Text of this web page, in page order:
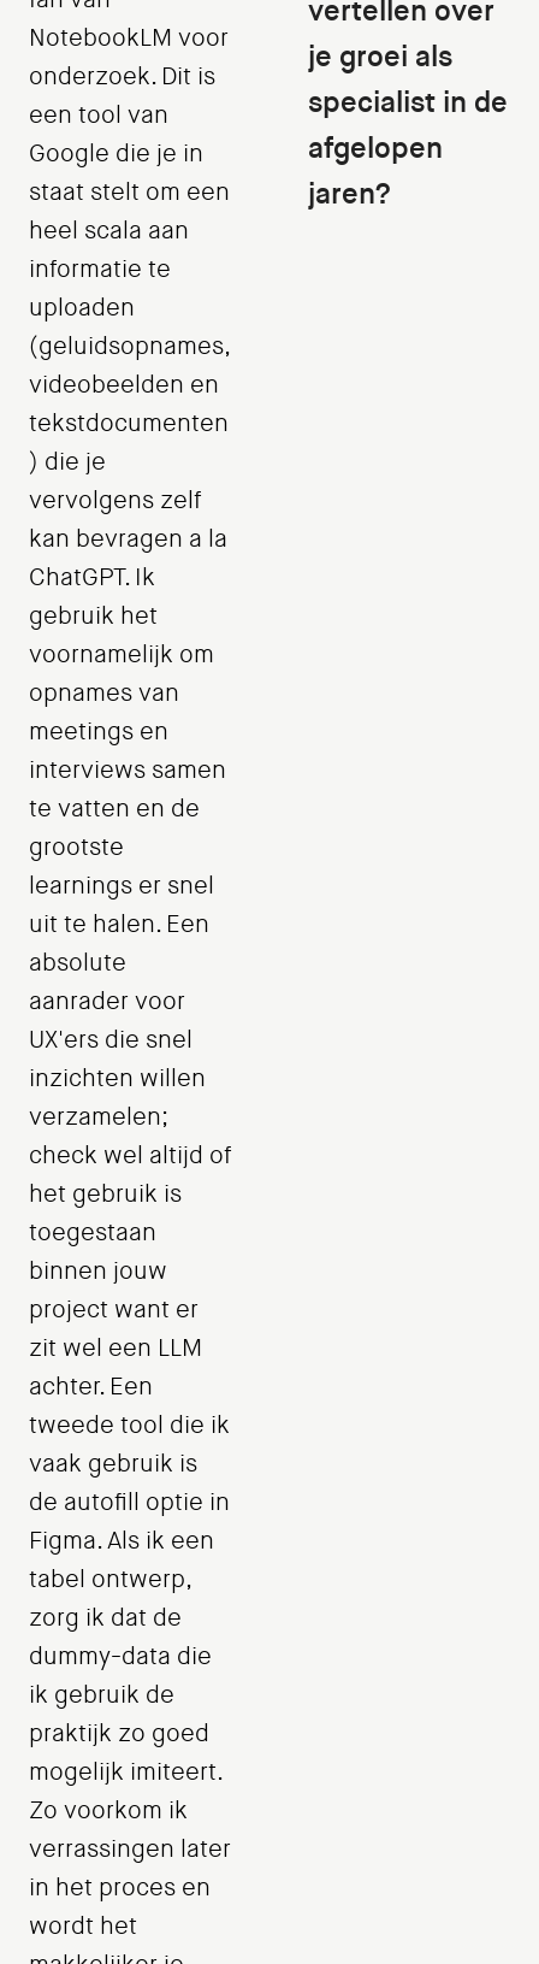
NotebookLM voor
onderzoek. Dit is
een tool van
Google die je in
staat stelt om een
heel scala aan
informatie te
uploaden
(geluidsopnames,
videobeelden en
tekstdocumenten
) die je
vervolgens zelf
kan bevragen a la
ChatGPT. Ik
gebruik het
voornamelijk om
opnames van
meetings en
interviews samen
te vatten en de
grootste
learnings er snel
uit te halen. Een
absolute
aanrader voor
UX'ers die snel
inzichten willen
verzamelen;
check wel altijd of
het gebruik is
toegestaan
binnen jouw
project want er
zit wel een LLM
achter. Een
tweede tool die ik
vaak gebruik is
de autofill optie in
Figma. Als ik een
tabel ontwerp,
zorg ik dat de
dummy-data die
ik gebruik de
praktijk zo goed
mogelijk imiteert.
Zo voorkom ik
verrassingen later
in het proces en
wordt het
vertellen over
je groei als
specialist in de
afgelopen
jaren?